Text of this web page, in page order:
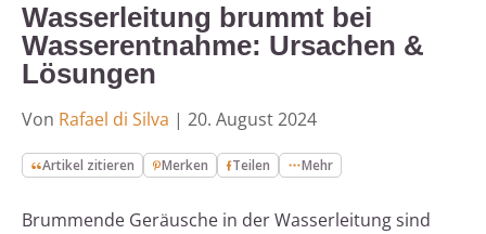
Wasserleitung brummt bei
Wasserentnahme: Ursachen &
Lösungen
Von Rafael di Silva | 20. August 2024
Artikel zitieren Merken Teilen Mehr
Brummende Geräusche in der Wasserleitung sind